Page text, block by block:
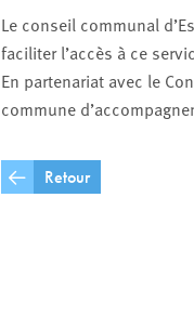
Le conseil communal
faciliter l’accès à ce
En partenariat avec le
commune
Retour